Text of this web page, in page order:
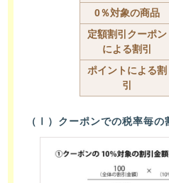
0％対象の商品
定額割引クーポン
による割引
ポイントによる割
引
（Ⅰ）クーポンでの税率毎の